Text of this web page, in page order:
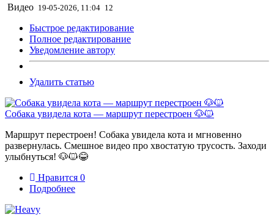
Видео 19-05-2026, 11:04 12
Быстрое редактирование
Полное редактирование
Уведомление автору
Удалить статью
Собака увидела кота — маршрут перестроен 🐶🐱
Маршрут перестроен! Собака увидела кота и мгновенно
развернулась. Смешное видео про хвостатую трусость. Заходи
улыбнуться! 🐶🐱😂
Нравится 0
Подробнее